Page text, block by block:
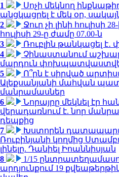
1
Սոչի մեկնող
անցկացրել է մեկ օր,
2
Ջուր չի լինի հուլիսի
հուլիսի 29-ը ժամը 07.00-ն
3
Ռուբլին թանկացել է․
4
Չինաստանում
մարդուն
5
Ո՞րն է սիրված
Ալեքսանյանի մահվան
մանրամասներ
6
Նորայրը մեկնել էր
վերադառնում է. նոր
դեպքից
7
Խստորեն
Ռուբինյանի կողմից
լինելը. Դանիել Իոաննիսյան
8
1/15
արդյունքում 19